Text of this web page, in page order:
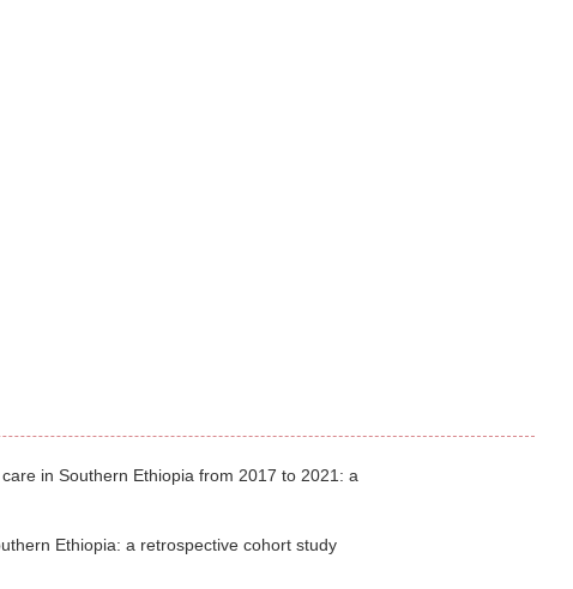
in Southern Ethiopia from 2017 to 2021: a
Ethiopia: a retrospective cohort study